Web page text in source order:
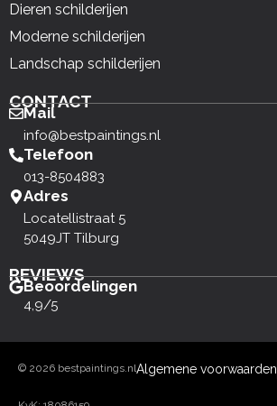
Dieren schilderijen
Moderne schilderijen
Landschap schilderijen
CONTACT
Mail
info@bestpaintings.nl
Telefoon
013-8504883
Adres
Locatellistraat 5
5049JT Tilburg
REVIEWS
Beoordelingen
4,9/5
© 2026 bestpaintings.nlAlgemene voorwaarden